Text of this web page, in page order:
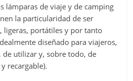
lámparas de viaje y de camping
la particularidad de ser
ligeras, portátiles y por tanto
diseñado para viajeros,
de utilizar y, sobre todo, de
recargable).